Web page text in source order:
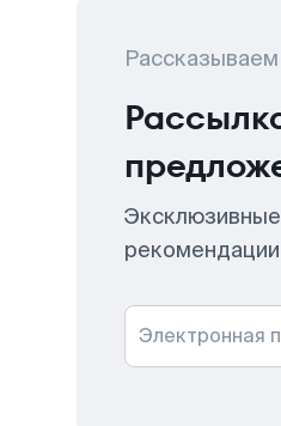
Электронная